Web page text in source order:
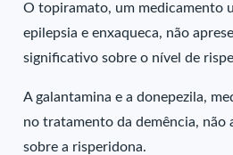
O topiramato, um medicamento
epilepsia e enxaqueca, não
significativo sobre o nível de
A galantamina e a donepezila,
no tratamento da demência, não
sobre a risperidona.